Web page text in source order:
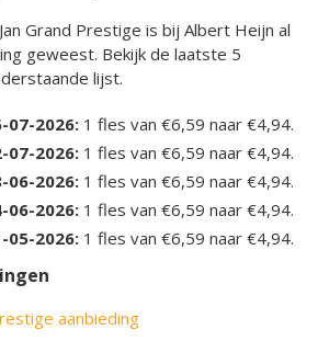
Grand Prestige is bij Albert Heijn al
geweest. Bekijk de laatste 5
lijst.
07-2026: 1 fles van €6,59 naar €4,94.
07-2026: 1 fles van €6,59 naar €4,94.
06-2026: 1 fles van €6,59 naar €4,94.
06-2026: 1 fles van €6,59 naar €4,94.
05-2026: 1 fles van €6,59 naar €4,94.
aanbieding